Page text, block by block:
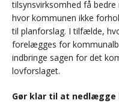
tilsynsvirksomhed få
hvor kommunen ikke
til planforslag. I tilfælde,
forelægges for
indbringe sagen for det
lovforslaget.
Gør klar til at